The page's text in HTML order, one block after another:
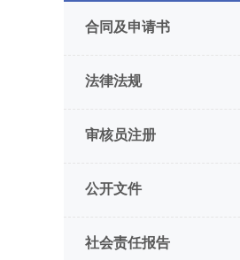
合同及申请书
法律法规
审核员注册
公开文件
社会责任报告